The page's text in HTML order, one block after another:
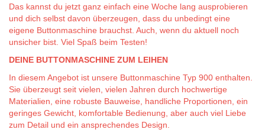
Das kannst du jetzt ganz einfach eine Woche lang ausprobieren
und dich selbst davon überzeugen, dass du unbedingt eine
eigene Buttonmaschine brauchst. Auch, wenn du aktuell noch
unsicher bist. Viel Spaß beim Testen!
DEINE BUTTONMASCHINE ZUM LEIHEN
In diesem Angebot ist unsere Buttonmaschine Typ 900 enthalten.
Sie überzeugt seit vielen, vielen Jahren durch hochwertige
Materialien, eine robuste Bauweise, handliche Proportionen, ein
geringes Gewicht, komfortable Bedienung, aber auch viel Liebe
zum Detail und ein ansprechendes Design.